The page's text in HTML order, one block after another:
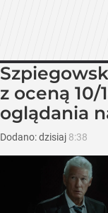
z oceną
oglądania
Dodano:dzisiaj 8:38